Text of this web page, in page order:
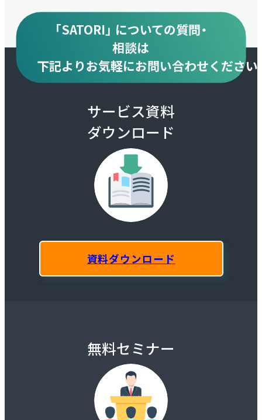
「SATORI」 についての質問・
相談は
下記よりお気軽にお問い合わせください
サービス資料
ダウンロード
資料ダウンロード
無料セミナー